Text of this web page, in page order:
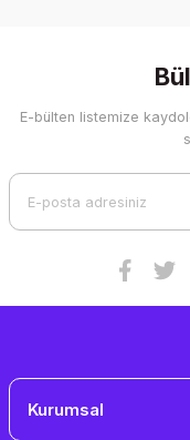
Görüş ve önerileriniz
Ürün resmi
E-bülten listemize
Kurumsal